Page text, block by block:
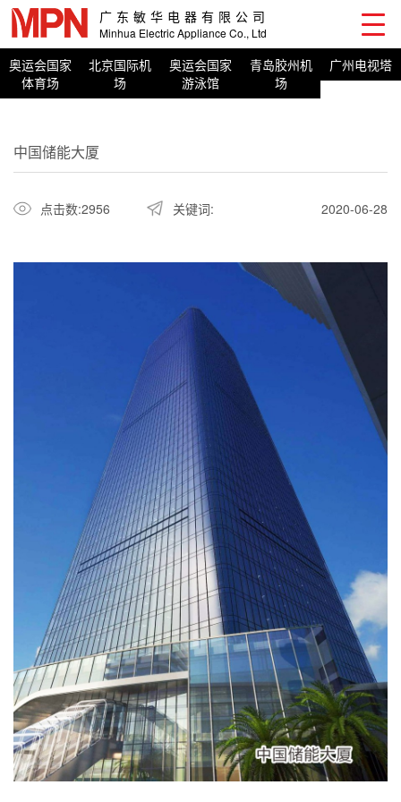
广东敏华电器有限公司
Minhua Electric Appliance Co., Ltd
奥运会国家
体育场
北京国际机
场
奥运会国家
游泳馆
青岛胶州机
场
广州电视塔
中国储能大厦
点击数:2956 关键词: 2020-06-28